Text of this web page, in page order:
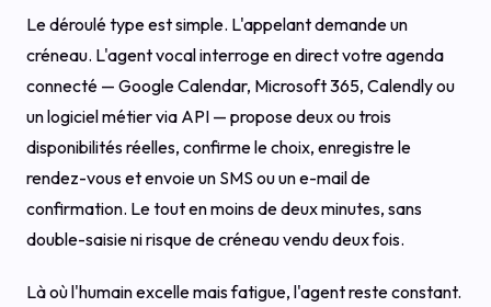
Le déroulé type est simple. L'appelant demande un
créneau. L'agent vocal interroge en direct votre agenda
connecté — Google Calendar, Microsoft 365, Calendly ou
un logiciel métier via API — propose deux ou trois
disponibilités réelles, confirme le choix, enregistre le
rendez-vous et envoie un SMS ou un e-mail de
confirmation. Le tout en moins de deux minutes, sans
double-saisie ni risque de créneau vendu deux fois.
Là où l'humain excelle mais fatigue, l'agent reste constant.